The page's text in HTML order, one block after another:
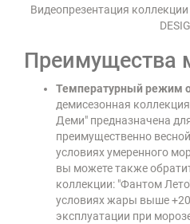
Видеопрезентация
Преимущества
Температурный режим
демисезонная
Деми" предназначена
преимущественно
условиях умеренного
вы можете также
коллекции: "Фантом
условиях жары выше
эксплуатации при